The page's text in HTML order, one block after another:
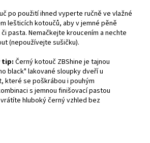
po použití ihned vyperte ručně ve vlažné
lešticích kotoučů, aby v jemné pěně
pasta. Nemačkejte kroucením a nechte
(nepoužívejte sušičku).
tip: Černý kotouč ZBShine je tajnou
black" lakované sloupky dveří u
které se poškrábou i pouhým
s jemnou finišovací pastou
hluboký černý vzhled bez